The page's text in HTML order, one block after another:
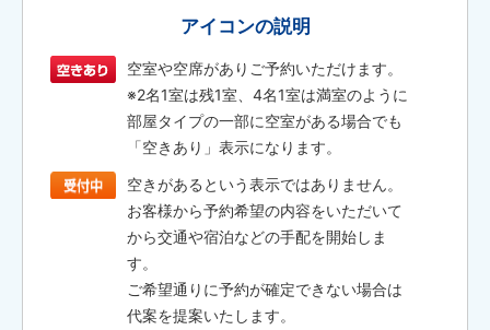
アイコンの説明
空室や空席がありご予約いただけます。
※2名1室は残1室、4名1室は満室のように
部屋タイプの一部に空室がある場合でも
「空きあり」表示になります。
空きがあるという表示ではありません。
お客様から予約希望の内容をいただいて
から交通や宿泊などの手配を開始しま
す。
ご希望通りに予約が確定できない場合は
代案を提案いたします。